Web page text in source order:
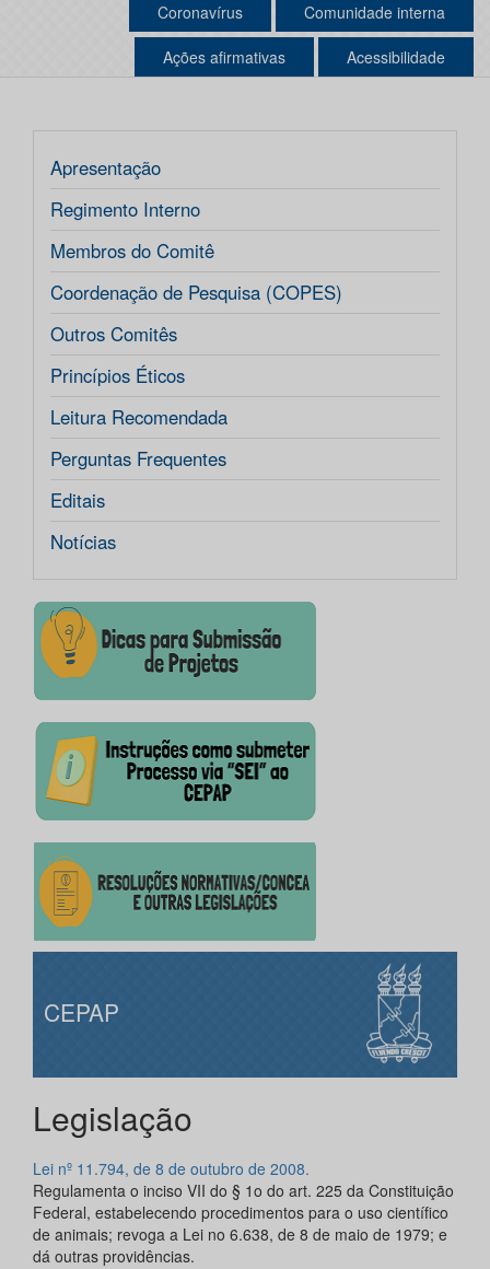
Coronavírus Comunidade interna
Ações afirmativas Acessibilidade
Apresentação
Regimento Interno
Membros do Comitê
Coordenação de Pesquisa (COPES)
Outros Comitês
Princípios Éticos
Leitura Recomendada
Perguntas Frequentes
Editais
Notícias
CEPAP
Legislação
Lei nº 11.794, de 8 de outubro de 2008.
Regulamenta o inciso VII do § 1o do art. 225 da Constituição
Federal, estabelecendo procedimentos para o uso científico
de animais; revoga a Lei no 6.638, de 8 de maio de 1979; e
dá outras providências.